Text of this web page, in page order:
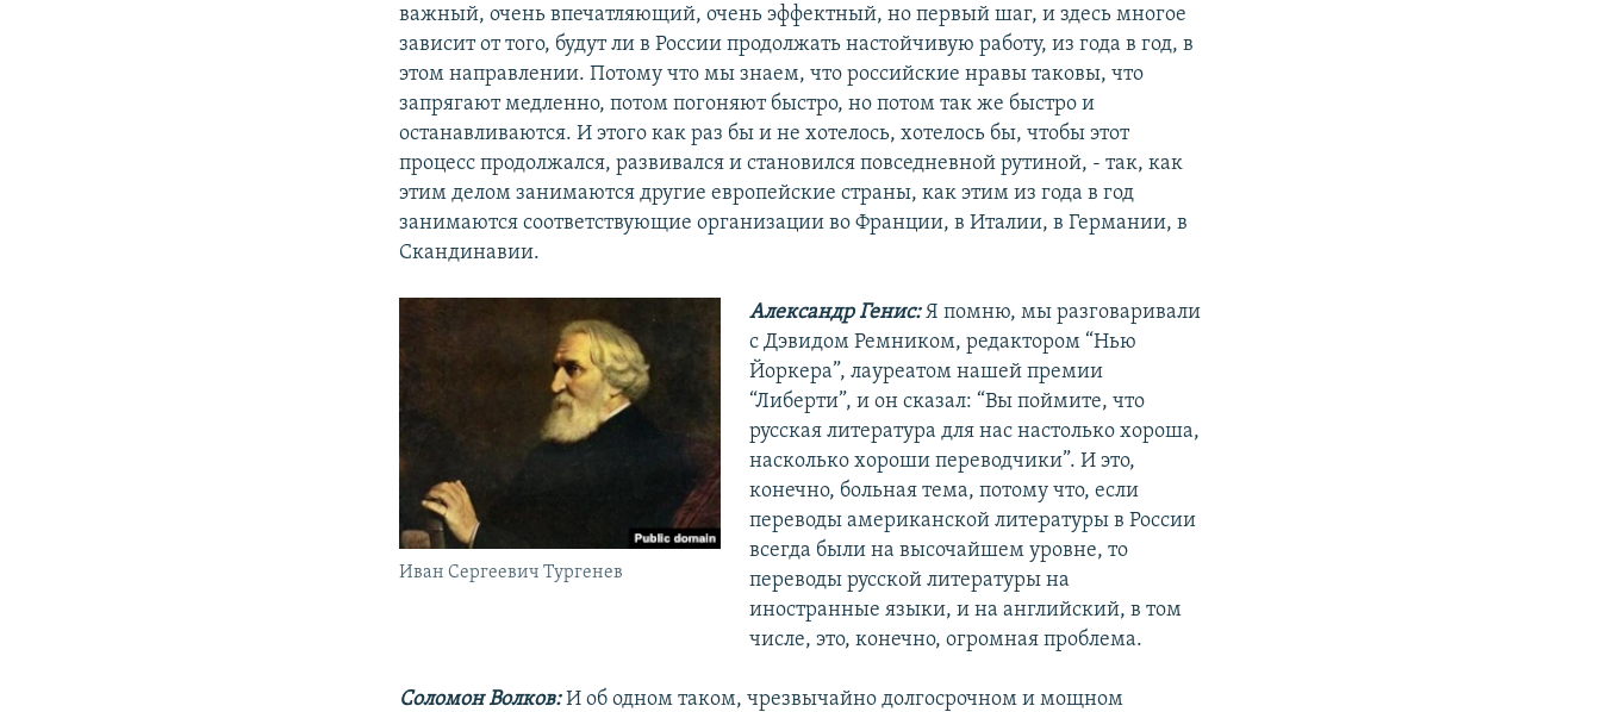
важный, очень впечатляющий, очень эффектный, но первый шаг, и здесь многое
зависит от того, будут ли в России продолжать настойчивую работу, из года в год, в
этом направлении. Потому что мы знаем, что российские нравы таковы, что
запрягают медленно, потом погоняют быстро, но потом так же быстро и
останавливаются. И этого как раз бы и не хотелось, хотелось бы, чтобы этот
процесс продолжался, развивался и становился повседневной рутиной, - так, как
этим делом занимаются другие европейские страны, как этим из года в год
занимаются соответствующие организации во Франции, в Италии, в Германии, в
Скандинавии.
Иван Сергеевич Тургенев
Александр Генис:Я помню, мы разговаривали
с Дэвидом Ремником, редактором “Нью
Йоркера”, лауреатом нашей премии
“Либерти”, и он сказал: “Вы поймите, что
русская литература для нас настолько хороша,
насколько хороши переводчики”. И это,
конечно, больная тема, потому что, если
переводы американской литературы в России
всегда были на высочайшем уровне, то
переводы русской литературы на
иностранные языки, и на английский, в том
числе, это, конечно, огромная проблема.
Соломон Волков:И об одном таком, чрезвычайно долгосрочном и мощном